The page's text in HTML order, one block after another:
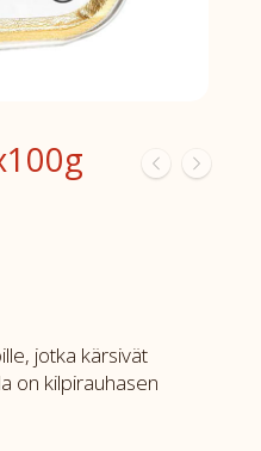
jotka kärsivät
on kilpirauhasen